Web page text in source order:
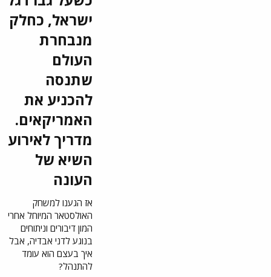
הישראלי
של
פורטלנד.
רגע לפני,
קבלו את
דירוג
העוצמה.
אז את מי
עוקף שחקן
פורטלנד?​
אולסטאר ה-NBA
אוטוטו יוצא לדרך,
כמובן, עם ההופעה
ההיסטורית שלדני
אבדיה- הישראלי
הראשון אי-פעם
ישראל, כחלק
מנבחרת
העולם
שתנסה
להכניע את
האמריקאים.
מדריך לאירוע
השיא של
העונה​
אז הגענו למשחק
האולסטאר המיוחל אחרי
המון דיבורים וניתוחים
בנוגע לדני אבדיה, אבל
איך בעצם הוא עומד
להתנהל?